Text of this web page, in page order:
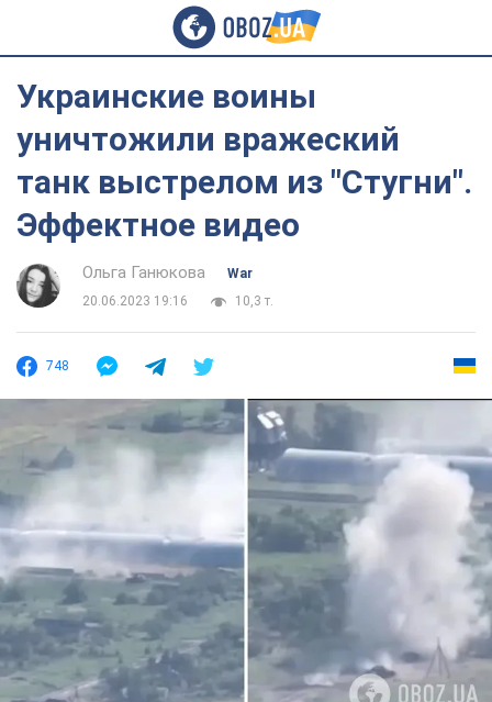
Украинские воины
уничтожили вражеский
танк выстрелом из "Стугни".
Эффектное видео
Ольга Ганюкова
War
20.06.2023 19:16
10,3 т.
748